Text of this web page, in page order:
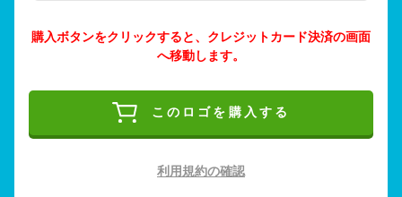
購入ボタンをクリックすると、クレジットカード決済の画面
へ移動します。
このロゴを購入する
利用規約の確認